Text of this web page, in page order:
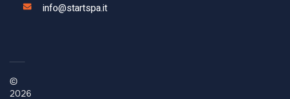
info@startspa.it
©
2026